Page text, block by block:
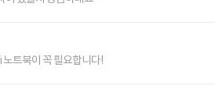
트북이 꼭 필요합니다!